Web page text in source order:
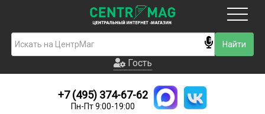
Гость
Новинки
Гость
+7 (495) 374-67-62
Пн-Пт 9:00-19:00